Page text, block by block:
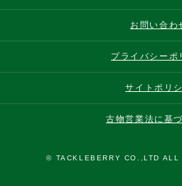
お問い合わ
プライバシーポ
サイトポリ
古物営業法に基
© TACKLEBERRY CO.,LTD ALL